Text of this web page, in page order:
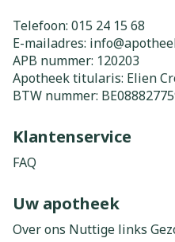
Telefoon: 015 24 15 68
E-mailadres: info@
APB nummer: 120203
Apotheek titularis: Elien
BTW nummer:
Klantenservice
FAQ
Uw apotheek
Over ons Nuttige links